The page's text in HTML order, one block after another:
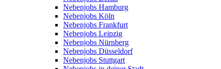
Nebenjobs Hamburg
Nebenjobs Köln
Nebenjobs Frankfurt
Nebenjobs Leipzig
Nebenjobs Nürnberg
Nebenjobs Düsseldorf
Nebenjobs Stuttgart